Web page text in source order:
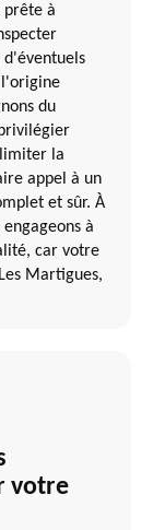
prête à
l'origine
du
la
appel à un
et sûr. À
à
car votre
Martigues,
votre